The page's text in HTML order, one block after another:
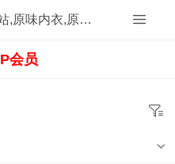
原味阁网站-恋物网站,原味内衣,原味内裤,原味丝袜,原味内内,原味MM,原味原创的原味论坛
会员